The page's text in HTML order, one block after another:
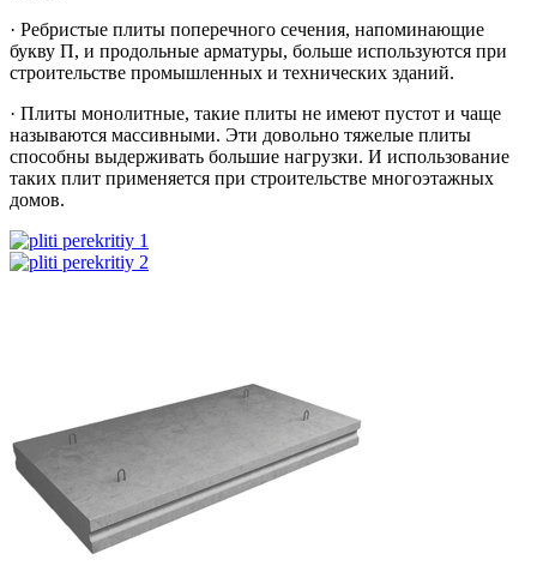
· Ребристые плиты поперечного сечения, напоминающие
букву П, и продольные арматуры, больше используются при
строительстве промышленных и технических зданий.
· Плиты монолитные, такие плиты не имеют пустот и чаще
называются массивными. Эти довольно тяжелые плиты
способны выдерживать большие нагрузки. И использование
таких плит применяется при строительстве многоэтажных
домов.